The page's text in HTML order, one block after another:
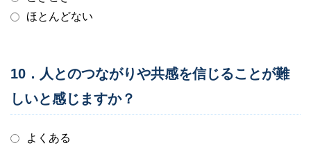
ほとんどない
10．人とのつながりや共感を信じることが難
しいと感じますか？
よくある